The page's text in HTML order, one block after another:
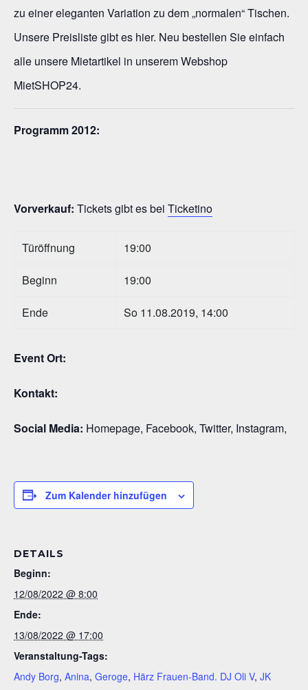
zu einer eleganten Variation zu dem „normalen“ Tischen.
Unsere Preisliste gibt es hier. Neu bestellen Sie einfach
alle unsere Mietartikel in unserem Webshop
MietSHOP24.
Programm 2012:
Vorverkauf: Tickets gibt es bei Ticketino
Türöffnung 19:00
Beginn 19:00
Ende So 11.08.2019, 14:00
Event Ort:
Kontakt:
Social Media: Homepage, Facebook, Twitter, Instagram,
Zum Kalender hinzufügen
DETAILS
Beginn:
12/08/2022 @ 8:00
Ende:
13/08/2022 @ 17:00
Veranstaltung-Tags:
Andy Borg, Anina, Geroge, Härz Frauen-Band. DJ Oli V, JK